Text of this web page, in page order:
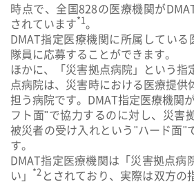
時点で、 全国828の医療機関が
されています*1 。
DMAT指定医療機関に所属している
隊員に応募することができます。
ほかに、「災害拠点病院 」という指
点病院は、災害時における医療提供
担う病院です。DMAT指定医療機関
フト面"で協力するのに対し、災害
被災者の受け入れという"ハード面"
す。
DMAT指定医療機関は「災害拠点病
い」
*2 とされており、実際は双方の